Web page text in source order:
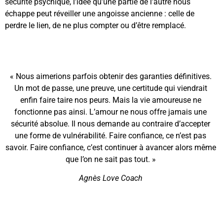
échappe peut réveiller une angoisse ancienne : celle de
perdre le lien, de ne plus compter ou d’être remplacé.
« Nous aimerions parfois obtenir des garanties définitives.
Un mot de passe, une preuve, une certitude qui viendrait
enfin faire taire nos peurs. Mais la vie amoureuse ne
fonctionne pas ainsi. L’amour ne nous offre jamais une
sécurité absolue. Il nous demande au contraire d’accepter
une forme de vulnérabilité. Faire confiance, ce n’est pas
savoir. Faire confiance, c’est continuer à avancer alors même
que l’on ne sait pas tout. »
Agnès Love Coach